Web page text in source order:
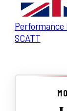
Performance
SCATT